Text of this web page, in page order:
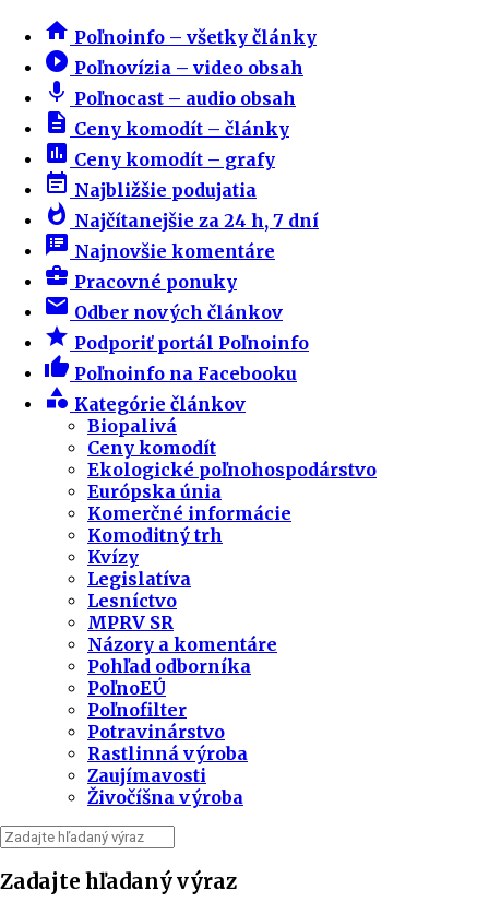
home Poľnoinfo – všetky články
play_circle_filled Poľnovízia – video obsah
mic Poľnocast – audio obsah
description Ceny komodít – články
insert_chart Ceny komodít – grafy
event_note Najbližšie podujatia
whatshot Najčítanejšie za 24 h, 7 dní
speaker_notes Najnovšie komentáre
business_center Pracovné ponuky
email Odber nových článkov
star Podporiť portál Poľnoinfo
thumb_up Poľnoinfo na Facebooku
category Kategórie článkov
Biopalivá
Ceny komodít
Ekologické poľnohospodárstvo
Európska únia
Komerčné informácie
Komoditný trh
Kvízy
Legislatíva
Lesníctvo
MPRV SR
Názory a komentáre
Pohľad odborníka
PoľnoEÚ
Poľnofilter
Potravinárstvo
Rastlinná výroba
Zaujímavosti
Živočíšna výroba
Zadajte hľadaný výraz